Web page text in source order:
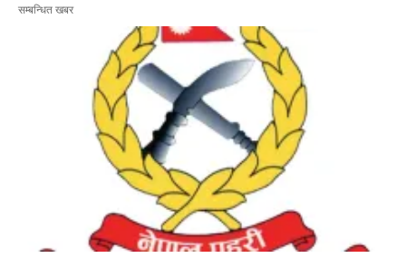
सम्बन्धित खबर